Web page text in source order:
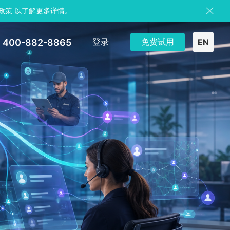
策 以了解更多详情。
400-882-8865 登录 免费试用 EN